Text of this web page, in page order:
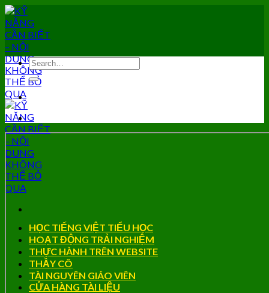
Skip
to
content
HỌC TIẾNG VIỆT TIỂU HỌC
HOẠT ĐỘNG TRẢI NGHIỆM
THỰC HÀNH TRÊN WEBSITE
THẦY CÔ
TÀI NGUYÊN GIÁO VIÊN
CỬA HÀNG TÀI LIỆU